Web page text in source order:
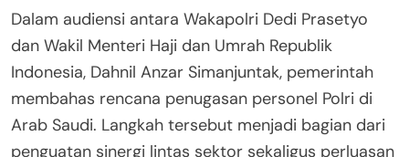
Dalam audiensi antara Wakapolri Dedi Prasetyo
dan Wakil Menteri Haji dan Umrah Republik
Indonesia, Dahnil Anzar Simanjuntak, pemerintah
membahas rencana penugasan personel Polri di
Arab Saudi. Langkah tersebut menjadi bagian dari
penguatan sinergi lintas sektor sekaligus perluasan